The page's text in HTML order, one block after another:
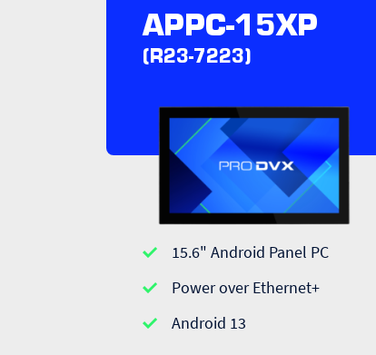
APPC-15XP
(R23-7223)
15.6" Android Panel PC
Power over Ethernet+
Android 13